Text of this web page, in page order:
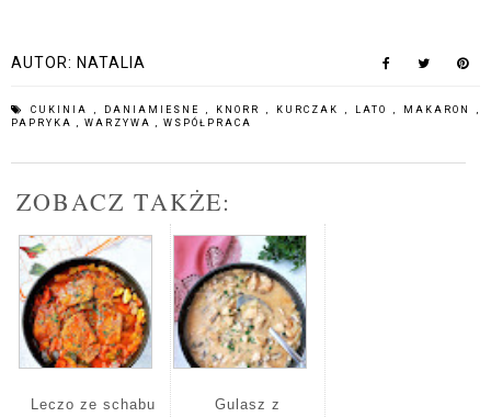
AUTOR: NATALIA
CUKINIA DANIAMIESNE KNORR KURCZAK LATO MAKARON
PAPRYKA
WARZYWA WSPÓŁPRACA
ZOBACZ TAKŻE:
Leczo ze schabu
Gulasz z